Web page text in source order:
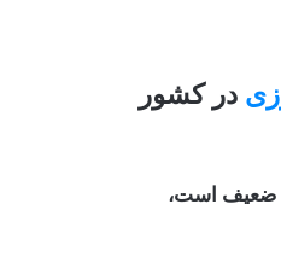
در کشور
ضعیف است،